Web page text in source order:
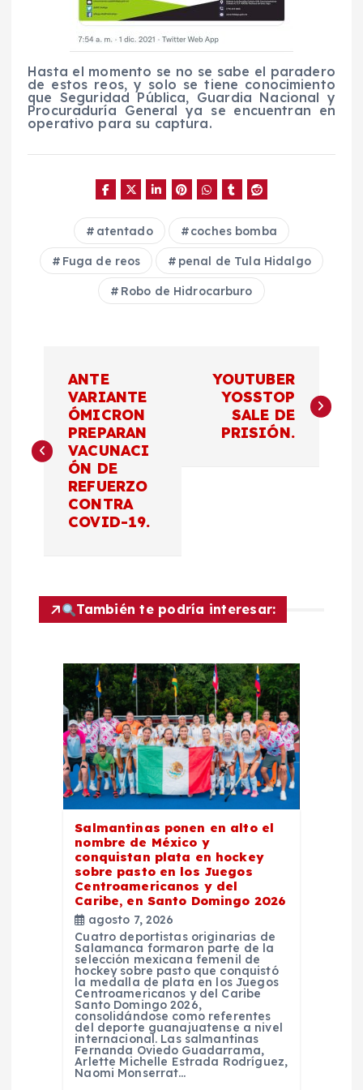
Hasta el momento se no se sabe el paradero
de estos reos, y solo se tiene conocimiento
que Seguridad Pública, Guardia Nacional y
Procuraduría General ya se encuentran en
operativo para su captura.
atentado coches bomba
Fuga de reos penal de Tula Hidalgo
Robo de Hidrocarburo
v
c
ANTE
VARIANTE
ÓMICRON
PREPARAN
VACUNACI
ÓN DE
REFUERZO
CONTRA
COVID-19.
YOUTUBER
YOSSTOP
SALE DE
PRISIÓN.
También te podría interesar:
Salmantinas ponen en alto el
nombre de México y
conquistan plata en hockey
sobre pasto en los Juegos
Centroamericanos y del
Caribe, en Santo Domingo 2026
agosto 7, 2026
Cuatro deportistas originarias de
Salamanca formaron parte de la
selección mexicana femenil de
hockey sobre pasto que conquistó
la medalla de plata en los Juegos
Centroamericanos y del Caribe
Santo Domingo 2026,
consolidándose como referentes
del deporte guanajuatense a nivel
internacional. Las salmantinas
Fernanda Oviedo Guadarrama,
Arlette Michelle Estrada Rodríguez,
Naomi Monserrat…